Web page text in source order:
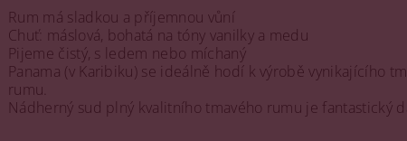
Rum má sladkou a příjemnou vůní
Chuť: máslová, bohatá na tóny vanilky a medu
Pijeme čistý, s ledem nebo míchaný
Panama (v Karibiku) se ideálně hodí k výrobě vynikajícího
rumu.
Nádherný sud plný kvalitního tmavého rumu je fantastický